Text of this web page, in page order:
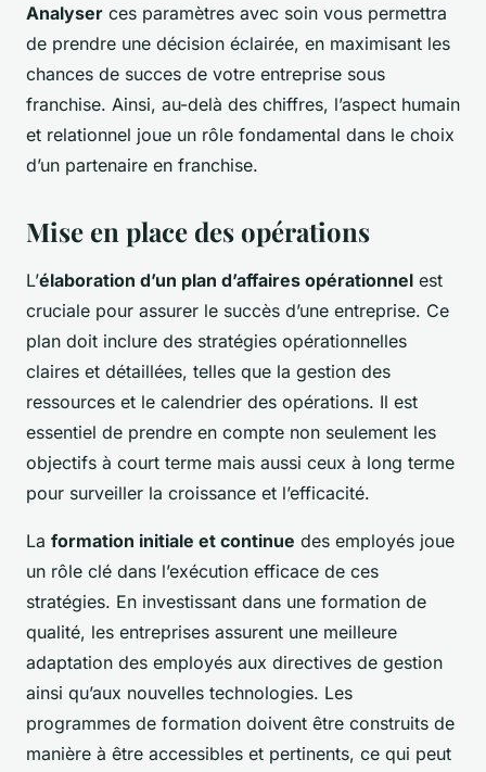
Analyser ces paramètres avec soin vous permettra
de prendre une décision éclairée, en maximisant les
chances de succes de votre entreprise sous
franchise. Ainsi, au-delà des chiffres, l’aspect humain
et relationnel joue un rôle fondamental dans le choix
d’un partenaire en franchise.
Mise en place des opérations
L’élaboration d’un plan d’affaires opérationnel est
cruciale pour assurer le succès d’une entreprise. Ce
plan doit inclure des stratégies opérationnelles
claires et détaillées, telles que la gestion des
ressources et le calendrier des opérations. Il est
essentiel de prendre en compte non seulement les
objectifs à court terme mais aussi ceux à long terme
pour surveiller la croissance et l’efficacité.
La formation initiale et continue des employés joue
un rôle clé dans l’exécution efficace de ces
stratégies. En investissant dans une formation de
qualité, les entreprises assurent une meilleure
adaptation des employés aux directives de gestion
ainsi qu’aux nouvelles technologies. Les
programmes de formation doivent être construits de
manière à être accessibles et pertinents, ce qui peut